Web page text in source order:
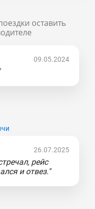
оставить
09.05.2024
26.07.2025
рейс
и отвез."